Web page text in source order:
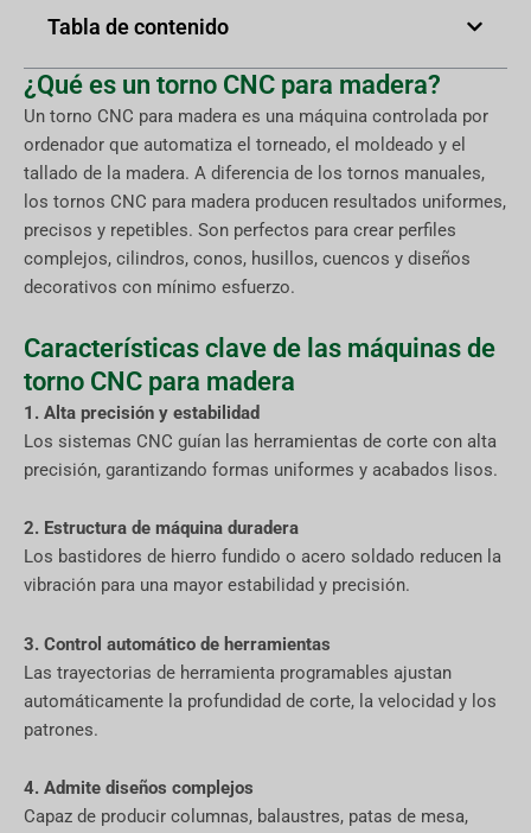
Tabla de contenido
¿Qué es un torno CNC para madera?
Un torno CNC para madera es una máquina controlada por
ordenador que automatiza el torneado, el moldeado y el
tallado de la madera. A diferencia de los tornos manuales,
los tornos CNC para madera producen resultados uniformes,
precisos y repetibles. Son perfectos para crear perfiles
complejos, cilindros, conos, husillos, cuencos y diseños
decorativos con mínimo esfuerzo.
Características clave de las máquinas de
torno CNC para madera
1. Alta precisión y estabilidad
Los sistemas CNC guían las herramientas de corte con alta
precisión, garantizando formas uniformes y acabados lisos.
2. Estructura de máquina duradera
Los bastidores de hierro fundido o acero soldado reducen la
vibración para una mayor estabilidad y precisión.
3. Control automático de herramientas
Las trayectorias de herramienta programables ajustan
automáticamente la profundidad de corte, la velocidad y los
patrones.
4. Admite diseños complejos
Capaz de producir columnas, balaustres, patas de mesa,